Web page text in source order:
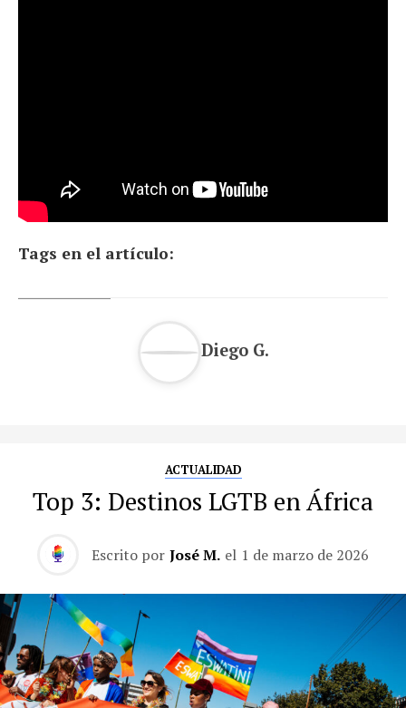
Tags en el artículo:
Diego G.
ACTUALIDAD
Top 3: Destinos LGTB en África
Escrito por José M. el 1 de marzo de 2026